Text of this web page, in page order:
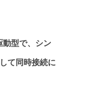
動型で、シン
て同時接続に